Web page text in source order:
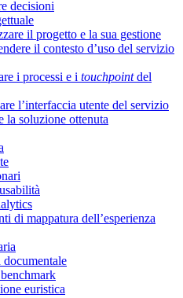
decisioni
il progetto e la sua gestione
il contesto d’uso del servizio
i processi e i touchpointdel
l’interfaccia utente del servizio
la soluzione ottenuta
di mappatura dell’esperienza
euristica